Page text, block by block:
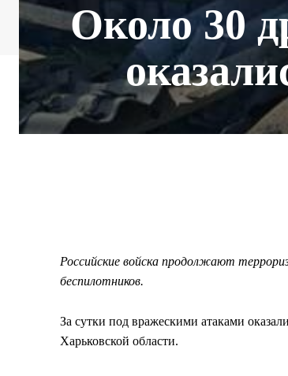
Около 30
Российские войска продолжают
беспилотников.
За сутки под вражескими атаками
Харьковской области.